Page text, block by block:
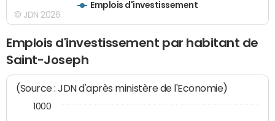
Emplois d'investissement
© JDN 2026
Emplois d'investissement par habitant de
Saint-Joseph
(Source : JDN d'après ministère de l'Economie)
1000